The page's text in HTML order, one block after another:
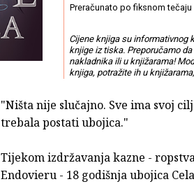
Preračunato po fiksnom tečaju
Cijene knjiga su informativnog
knjige iz tiska. Preporučamo
nakladnika ili u knjižarama!
knjiga, potražite ih u
"Ništa nije slučajno. Sve ima svoj
trebala postati ubojica."
Tijekom izdržavanja kazne -
Endovieru - 18 godišnja ubojica